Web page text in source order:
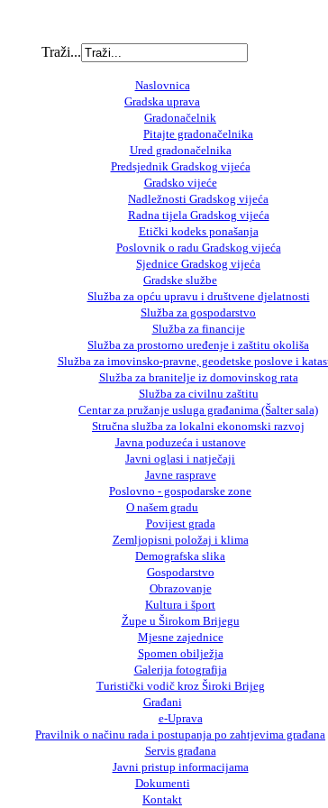
Traži...
Naslovnica
Gradska uprava
Gradonačelnik
Pitajte gradonačelnika
Ured gradonačelnika
Predsjednik Gradskog vijeća
Gradsko vijeće
Nadležnosti Gradskog vijeća
Radna tijela Gradskog vijeća
Etički kodeks ponašanja
Poslovnik o radu Gradskog vijeća
Sjednice Gradskog vijeća
Gradske službe
Služba za opću upravu i društvene djelatnosti
Služba za gospodarstvo
Služba za financije
Služba za prostorno uređenje i zaštitu okoliša
Služba za imovinsko-pravne, geodetske poslove i
Služba za branitelje iz domovinskog rata
Služba za civilnu zaštitu
Centar za pružanje usluga građanima (Šalter sala)
Stručna služba za lokalni ekonomski razvoj
Javna poduzeća i ustanove
Javni oglasi i natječaji
Javne rasprave
Poslovno - gospodarske zone
O našem gradu
Povijest grada
Zemljopisni položaj i klima
Demografska slika
Gospodarstvo
Obrazovanje
Kultura i šport
Župe u Širokom Brijegu
Mjesne zajednice
Spomen obilježja
Galerija fotografija
Turistički vodič kroz Široki Brijeg
Građani
e-Uprava
Pravilnik o načinu rada i postupanja po zahtjevima građana
Servis građana
Javni pristup informacijama
Dokumenti
Kontakt